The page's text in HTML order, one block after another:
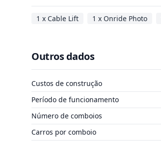
1 x Cable Lift 1 x Onride Photo
Outros dados
Custos de construção
Período de funcionamento
Número de comboios
Carros por comboio